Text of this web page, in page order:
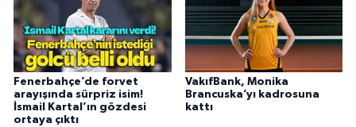
Fenerbahçe’de forvet
arayışında sürpriz isim!
İsmail Kartal’ın gözdesi
ortaya çıktı
VakıfBank, Monika
Brancuska’yı kadrosuna
kattı